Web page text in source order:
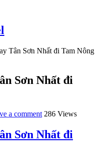
Tân Sơn Nhất đi Tam Nông
Sơn Nhất đi
a comment 286 Views
Sơn Nhất đi